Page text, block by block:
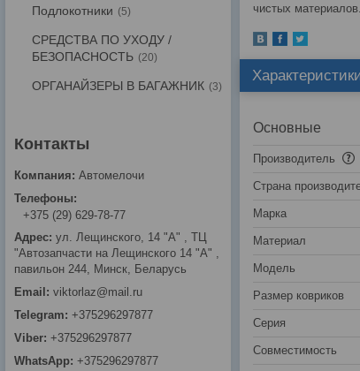
чистых материалов.
Основные
Производитель
Страна
Марка
Материал
Модель
Размер ковриков
Серия
Совместимость
Подлокотники 5
СРЕДСТВА ПО УХОДУ /
БЕЗОПАСНОСТЬ
20
ОРГАНАЙЗЕРЫ В БАГАЖНИК 3
Автомелочи
+375 (29) 629-78-77
ул. Лещинского, 14 "А" , ТЦ
"Автозапчасти на Лещинcкого 14 "A" ,
павильон 244, Минск, Беларусь
viktorlaz@mail.ru
+375296297877
+375296297877
+375296297877